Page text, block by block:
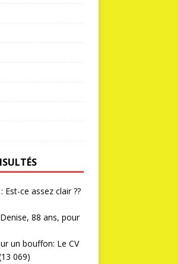
ce assez clair ??
88 ans, pour
un bouffon: Le CV
069)